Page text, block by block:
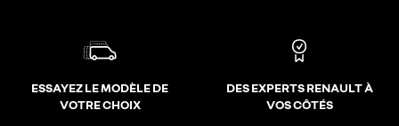
ESSAYEZ LE MODÈLE DE
VOTRE CHOIX
DES EXPERTS RENAULT À
VOS CÔTÉS